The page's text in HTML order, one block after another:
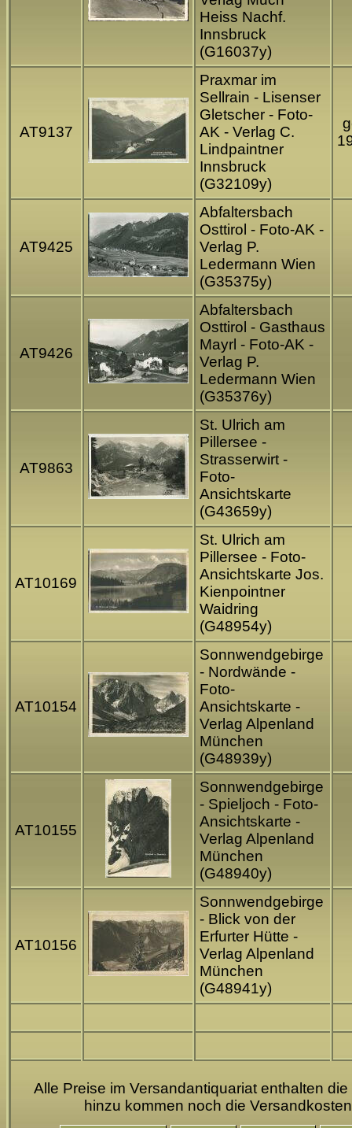
Heiss Nachf.
Innsbruck
(G16037y)
AT9137
Praxmar im
Sellrain - Lisenser
Gletscher - Foto-
AK - Verlag C.
Lindpaintner
Innsbruck
(G32109y)
AT9425
Abfaltersbach
Osttirol - Foto-AK -
Verlag P.
Ledermann Wien
(G35375y)
AT9426
Abfaltersbach
Osttirol - Gasthaus
Mayrl - Foto-AK -
Verlag P.
Ledermann Wien
(G35376y)
AT9863
St. Ulrich am
Pillersee -
Strasserwirt -
Foto-
Ansichtskarte
(G43659y)
AT10169
St. Ulrich am
Pillersee - Foto-
Ansichtskarte Jos.
Kienpointner
Waidring
(G48954y)
AT10154
Sonnwendgebirge
- Nordwände -
Foto-
Ansichtskarte -
Verlag Alpenland
München
(G48939y)
AT10155
Sonnwendgebirge
- Spieljoch - Foto-
Ansichtskarte -
Verlag Alpenland
München
(G48940y)
AT10156
Sonnwendgebirge
- Blick von der
Erfurter Hütte -
Verlag Alpenland
München
(G48941y)
Alle Preise im Versandantiquariat enthalten die
hinzu kommen noch die Versandkosten